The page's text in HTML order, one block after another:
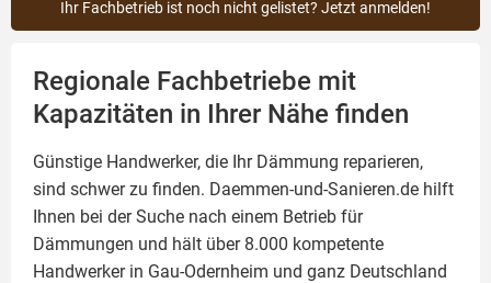
Ihr Fachbetrieb ist noch nicht gelistet? Jetzt anmelden!
Regionale Fachbetriebe mit
Kapazitäten in Ihrer Nähe finden
Günstige Handwerker, die Ihr Dämmung reparieren,
sind schwer zu finden. Daemmen-und-Sanieren.de hilft
Ihnen bei der Suche nach einem Betrieb für
Dämmungen und hält über 8.000 kompetente
Handwerker in Gau-Odernheim und ganz Deutschland